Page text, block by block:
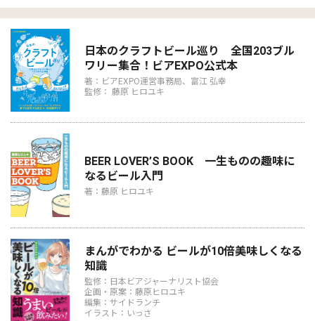
日本のクラフトビール巡り 全国203ブル
ワリー集合！ビアEXPO公式本
著：ビアEXPO運営事務局、富江 弘幸
監修： 藤原 ヒロユキ
BEER LOVER’S BOOK 一生ものの趣味に
なるビール入門
著：藤原 ヒロユキ
まんがでわかる ビールが10倍美味しくなる
知識
監修：日本ビアジャーナリスト協会
企画・原案：藤原ヒロユキ
編集：サイドランチ
イラスト：いっさ